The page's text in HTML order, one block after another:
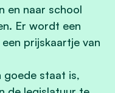
en naar school
Er wordt een
prijskaartje van
goede staat is,